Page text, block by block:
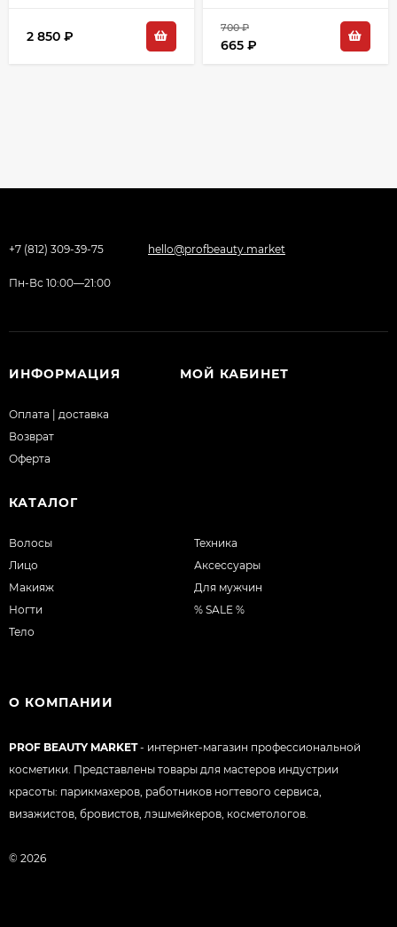
2 850 ₽
700 ₽
665 ₽
+7 (812) 309-39-75 hello@profbeauty.market
Пн-Вс 10:00—21:00
ИНФОРМАЦИЯ
Оплата | доставка
Возврат
Оферта
МОЙ КАБИНЕТ
КАТАЛОГ
Волосы
Лицо
Макияж
Ногти
Тело
Техника
Аксессуары
Для мужчин
% SALE %
О КОМПАНИИ
PROF BEAUTY MARKET- интернет-магазин профессиональной
косметики. Представлены товары для мастеров индустрии
красоты: парикмахеров, работников ногтевого сервиса,
визажистов, бровистов, лэшмейкеров, косметологов.
© 2026